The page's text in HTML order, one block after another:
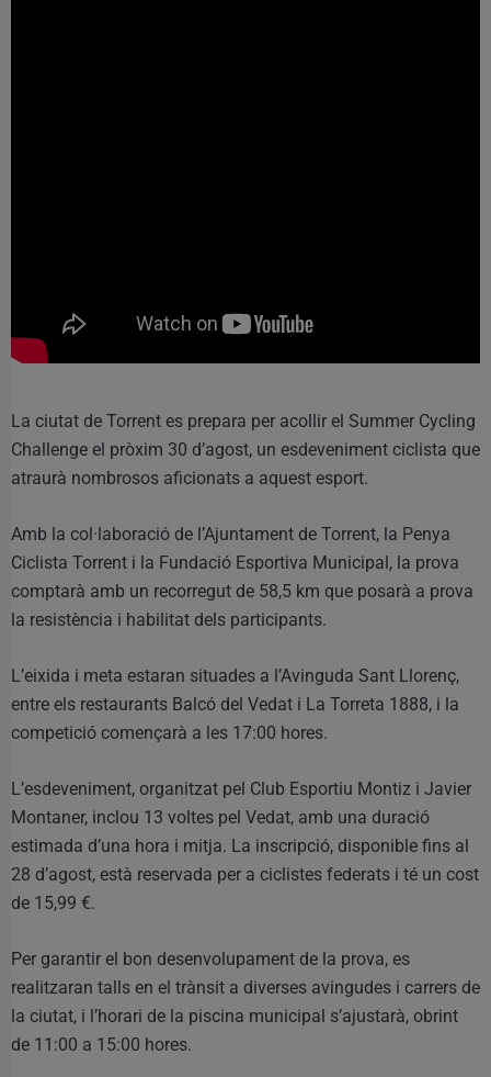
La ciutat de Torrent es prepara per acollir el Summer Cycling
Challenge el pròxim 30 d’agost, un esdeveniment ciclista que
atraurà nombrosos aficionats a aquest esport.
Amb la col·laboració de l’Ajuntament de Torrent, la Penya
Ciclista Torrent i la Fundació Esportiva Municipal, la prova
comptarà amb un recorregut de 58,5 km que posarà a prova
la resistència i habilitat dels participants.
L’eixida i meta estaran situades a l’Avinguda Sant Llorenç,
entre els restaurants Balcó del Vedat i La Torreta 1888, i la
competició començarà a les 17:00 hores.
L’esdeveniment, organitzat pel Club Esportiu Montiz i Javier
Montaner, inclou 13 voltes pel Vedat, amb una duració
estimada d’una hora i mitja. La inscripció, disponible fins al
28 d’agost, està reservada per a ciclistes federats i té un cost
de 15,99 €.
Per garantir el bon desenvolupament de la prova, es
realitzaran talls en el trànsit a diverses avingudes i carrers de
la ciutat, i l’horari de la piscina municipal s’ajustarà, obrint
de 11:00 a 15:00 hores.